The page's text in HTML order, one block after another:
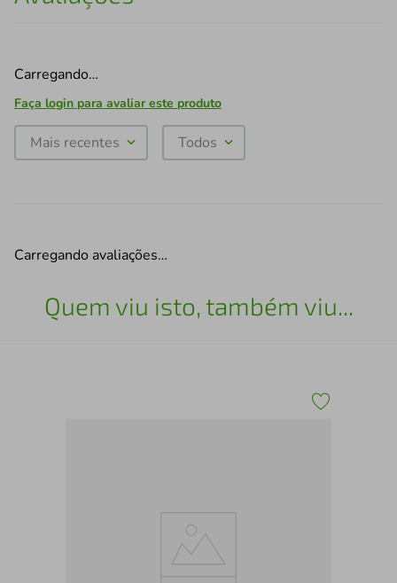
Carregando…
Faça login para avaliar este produto
Mais recentes Todos
Carregando avaliações…
Quem viu isto, também viu...